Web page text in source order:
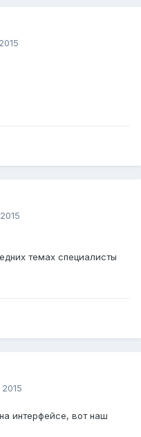
темах специалисты
интерфейсе, вот наш